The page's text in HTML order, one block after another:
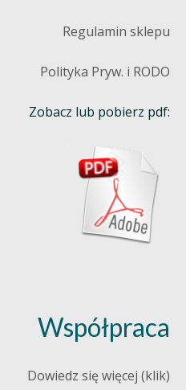
Regulamin sklepu
Polityka Pryw. i RODO
Zobacz lub pobierz pdf:
Współpraca
Dowiedz się więcej (klik)